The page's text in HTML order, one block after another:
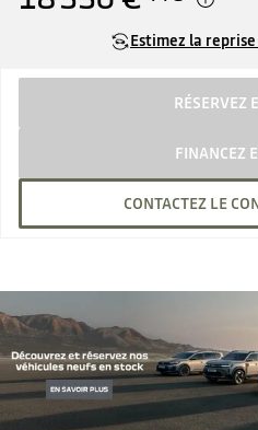
Estimez la
RÉSERVEZ
FINANCEZ
CONTACTEZ LE